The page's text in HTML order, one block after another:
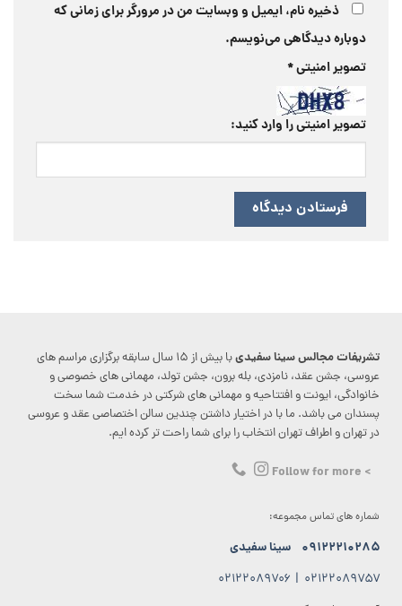
ذخیره نام، ایمیل و وبسایت من در مرورگر برای زمانی که
دوباره دیدگاهی می‌نویسم.
تصویر امنیتی*
تصویر امنیتی را وارد کنید:
تشریفات مجالس سینا سفیدی
با بیش از ۱۵ سال سابقه برگزاری مراسم های
عروسی، جشن عقد، نامزدی، بله برون، جشن تولد، مهمانی های خصوصی و
خانوادگی، ایونت و افتتاحیه و مهمانی های شرکتی در خدمت شما سخت
پسندان می باشد. ما با در اختیار داشتن چندین سالن اختصاصی عقد و عروسی
در تهران و اطراف تهران انتخاب را برای شما راحت تر کرده ایم.
> Follow for more
شماره های تماس مجموعه:
۰۹۱۲۲۲۱۰۲۸۵ سینا سفیدی
۰۲۱۲۲۰۸۹۷۵۷ | ۰۲۱۲۲۰۸۹۷۰۶